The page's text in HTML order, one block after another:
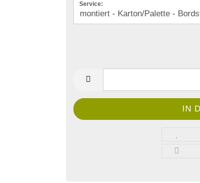
Service: